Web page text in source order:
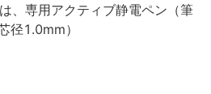
、専用アクティブ静電ペン（筆
径1.0mm）